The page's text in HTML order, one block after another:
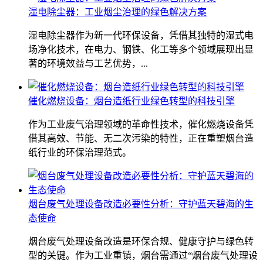
湿电除尘器：工业烟尘治理的绿色解决方案
湿电除尘器作为新一代环保设备，凭借其独特的湿式电
场净化技术，在电力、钢铁、化工等多个领域展现出显
著的环境效益与工艺优势，...
催化燃烧设备：烟台造纸行业绿色转型的科技引擎
作为工业废气治理领域的革命性技术，催化燃烧设备凭
借其高效、节能、无二次污染的特性，正在重塑烟台造
纸行业的环保治理范式。
烟台废气处理设备改造必要性分析：守护蓝天碧海的生
态使命
烟台废气处理设备改造是环保合规、健康守护与绿色转
型的关键。作为工业重镇，烟台需通过“烟台废气处理设